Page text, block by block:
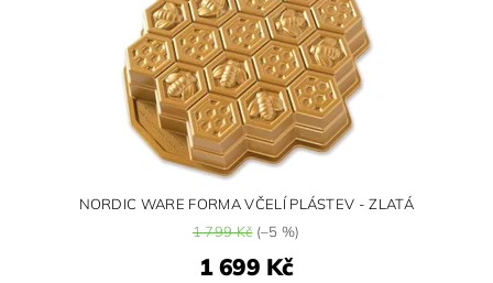
NORDIC WARE FORMA VČELÍ PLÁSTEV - ZLATÁ
1 799 Kč(–5 %)
1 699 Kč